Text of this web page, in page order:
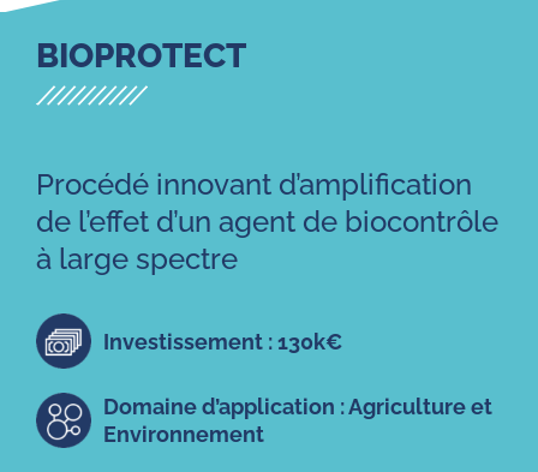
BIOPROTECT
Procédé innovant d’amplification
de l’effet d’un agent de biocontrôle
à large spectre
Investissement : 130k€
Domaine d’application : Agriculture et
Environnement